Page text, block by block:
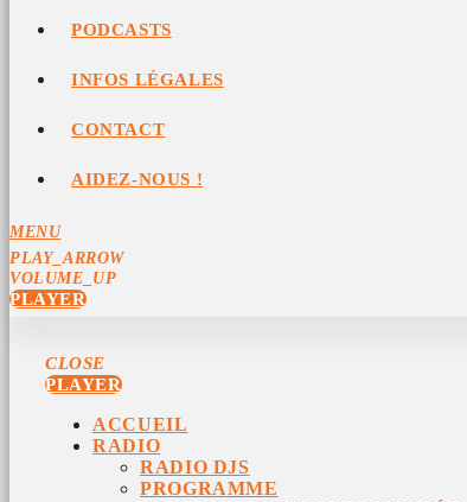
PODCASTS
INFOS LÉGALES
CONTACT
AIDEZ-NOUS !
MENU
PLAY_ARROW
VOLUME_UP
PLAYER
CLOSE
PLAYER
ACCUEIL
RADIO
RADIO DJS
PROGRAMME